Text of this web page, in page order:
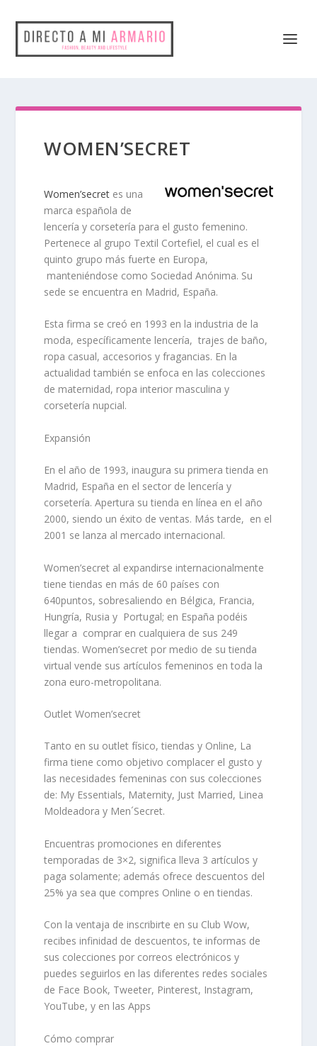
WOMEN’SECRET
Women’secret es una
marca española de
lencería y corsetería para el gusto femenino.
Pertenece al grupo Textil Cortefiel, el cual es el
quinto grupo más fuerte en Europa,
manteniéndose como Sociedad Anónima. Su
sede se encuentra en Madrid, España.
Esta firma se creó en 1993 en la industria de la
moda, específicamente lencería, trajes de baño,
ropa casual, accesorios y fragancias. En la
actualidad también se enfoca en las colecciones
de maternidad, ropa interior masculina y
corsetería nupcial.
Expansión
En el año de 1993, inaugura su primera tienda en
Madrid, España en el sector de lencería y
corsetería. Apertura su tienda en línea en el año
2000, siendo un éxito de ventas. Más tarde, en el
2001 se lanza al mercado internacional.
Women’secret al expandirse internacionalmente
tiene tiendas en más de 60 países con
640puntos, sobresaliendo en Bélgica, Francia,
Hungría, Rusia y Portugal; en España podéis
llegar a comprar en cualquiera de sus 249
tiendas. Women’secret por medio de sutienda
virtual vende sus artículos femeninos en toda la
zona euro-metropolitana.
Outlet Women’secret
Tanto en su outlet físico, tiendas y Online, La
firma tiene como objetivo complacer el gusto y
las necesidades femeninas con sus colecciones
de: My Essentials, Maternity, Just Married, Linea
Moldeadora y Men´Secret.
Encuentras promociones en diferentes
temporadas de 3×2, significa lleva 3 artículos y
paga solamente; además ofrece descuentos del
25% ya sea que compres Online o en tiendas.
Con la ventaja de inscribirte en su Club Wow,
recibes infinidad de descuentos, te informas de
sus colecciones por correos electrónicos y
puedes seguirlos en las diferentes redes sociales
de Face Book, Tweeter, Pinterest, Instagram,
YouTube, y en las Apps
Cómo comprar